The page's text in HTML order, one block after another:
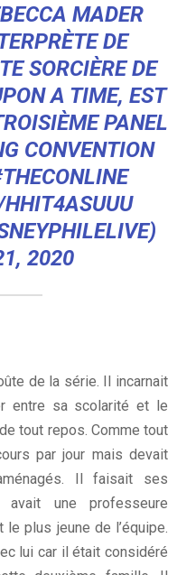
MADER
DE
SORCIÈRE DE
A TIME, EST
PANEL
CONVENTION
2020
de la série. Il incarnait
entre sa scolarité et le
tout repos. Comme tout
par jour mais devait
Il faisait ses
une professeure
plus jeune de l’équipe.
lui car il était considéré